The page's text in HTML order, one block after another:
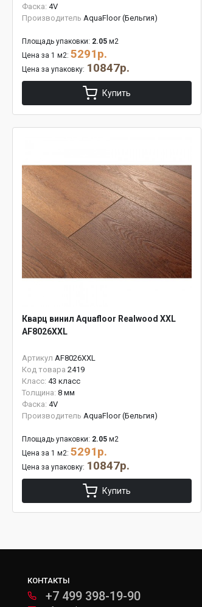
Фаска: 4V
Производитель AquaFloor (Бельгия)
Площадь упаковки: 2.05 м2
Цена за 1 м2: 5291р.
Цена за упаковку: 10847р.
Купить
Кварц винил Aquafloor Realwood XXL
AF8026XXL
Артикул AF8026XXL
Код товара 2419
Класс: 43 класс
Толщина: 8 мм
Фаска: 4V
Производитель AquaFloor (Бельгия)
Площадь упаковки: 2.05 м2
Цена за 1 м2: 5291р.
Цена за упаковку: 10847р.
Купить
КОНТАКТЫ
+7 499 398-19-90